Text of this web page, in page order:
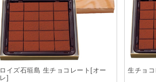
ロイズ石垣島 生チョコレート[オー
レ]
生チョ